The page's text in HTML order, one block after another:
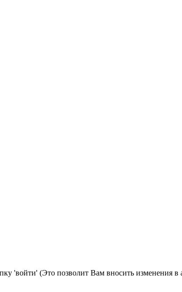
'войти' (Это позволит Вам вносить изменения в